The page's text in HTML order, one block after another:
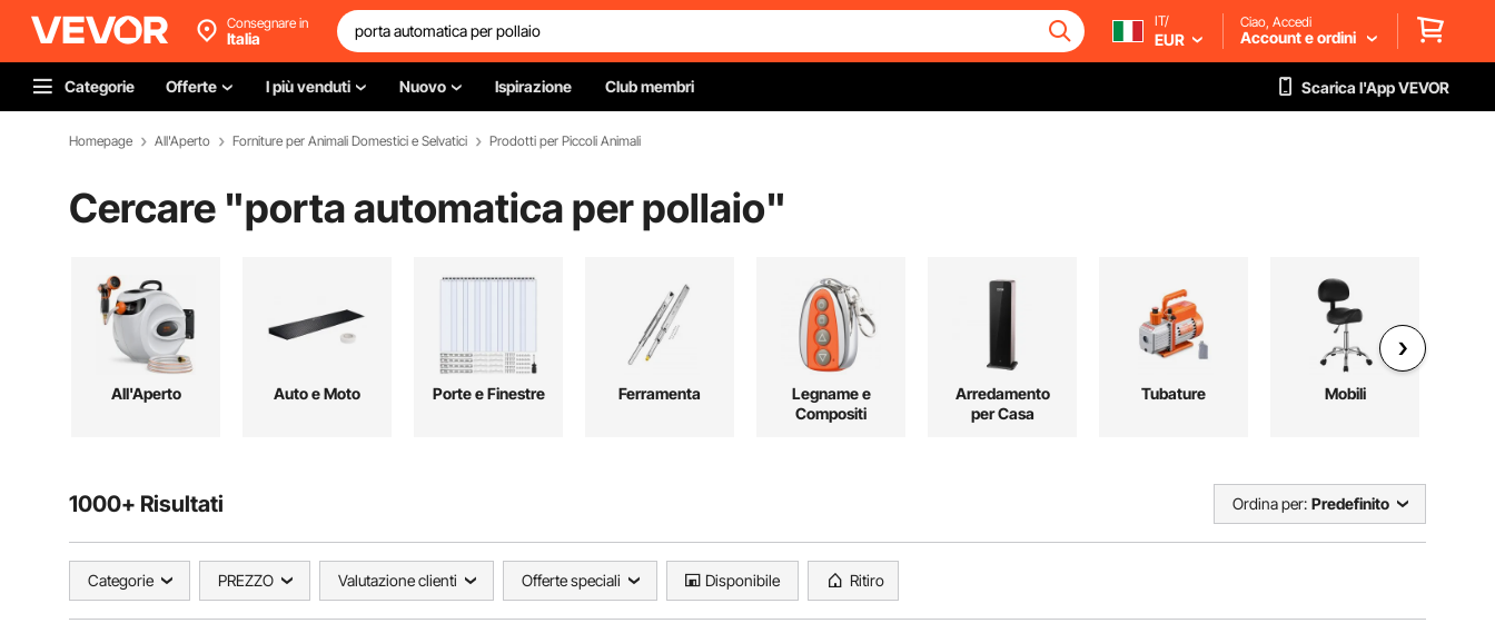
Consegnare in
Italia
IT/
EUR
Ciao, Accedi
Account e ordini
Categorie Offerte I più venduti Nuovo Ispirazione Club membri Scarica l'App VEVOR
Homepage All'Aperto Forniture per Animali Domestici e Selvatici Prodotti per Piccoli Animali
Cercare "porta automatica per pollaio"
All'Aperto Auto e Moto Porte e Finestre Ferramenta
Legname e
Compositi
Arredamento
per Casa
Tubature Mobili
1000+ Risultati Ordina per: Predefinito
Categorie PREZZO Valutazione clienti Offerte speciali Disponibile Ritiro